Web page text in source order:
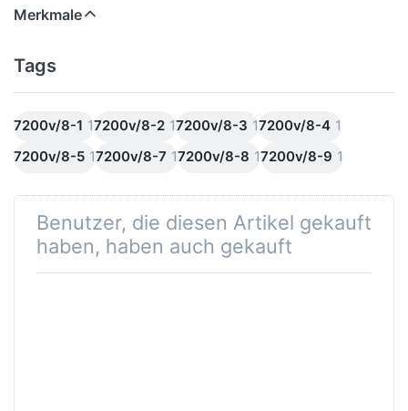
Merkmale
Tags
7200v/8-1 17200v/8-2 17200v/8-3 17200v/8-4 1
7200v/8-5 17200v/8-7 17200v/8-8 17200v/8-9 1
Benutzer, die diesen Artikel gekauft
haben, haben auch gekauft